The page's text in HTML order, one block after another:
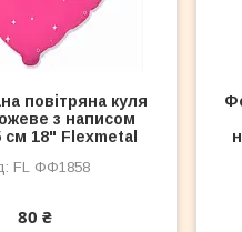
повітряна куля
з написом
см 18" Flexmetal
FL ФФ1858
80 ₴